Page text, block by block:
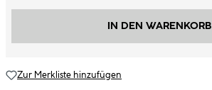
IN DEN WARENKORB
Zur Merkliste hinzufügen